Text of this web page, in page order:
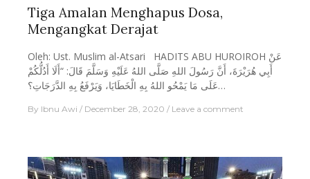
Tiga Amalan Menghapus Dosa,
Mengangkat Derajat
Oleh: Ust. Muslim al-Atsari HADITS ABU HUROIROH عَنْ
أَبِي هُرَيْرَةَ، أَنَّ رَسُولَ اللهِ صَلَّى اللهُ عَلَيْهِ وَسَلَّمَ قَالَ: “أَلَا أَدُلُّكُمْ
عَلَى مَا يَمْحُو اللهُ بِهِ الْخَطَايَا، وَيَرْفَعُ بِهِ الدَّرَجَاتِ؟…
By Ibnu Awi December 28, 2020 Leave a comment